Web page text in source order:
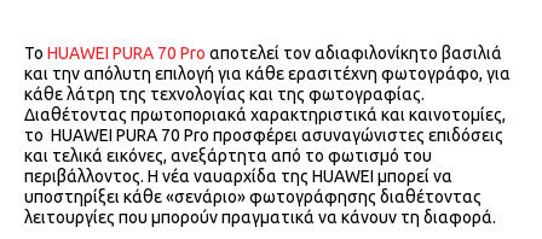
Το HUAWEI PURA 70 Pro αποτελεί τον αδιαφιλονίκητο βασιλιά
και την απόλυτη επιλογή για κάθε ερασιτέχνη φωτογράφο, για
κάθε λάτρη της τεχνολογίας και της φωτογραφίας.
Διαθέτοντας πρωτοποριακά χαρακτηριστικά και καινοτομίες,
το HUAWEI PURA 70 Pro προσφέρει ασυναγώνιστες επιδόσεις
και τελικά εικόνες, ανεξάρτητα από το φωτισμό του
περιβάλλοντος. Η νέα ναυαρχίδα της HUAWEI μπορεί να
υποστηρίξει κάθε «σενάριο» φωτογράφησης διαθέτοντας
λειτουργίες που μπορούν πραγματικά να κάνουν τη διαφορά.